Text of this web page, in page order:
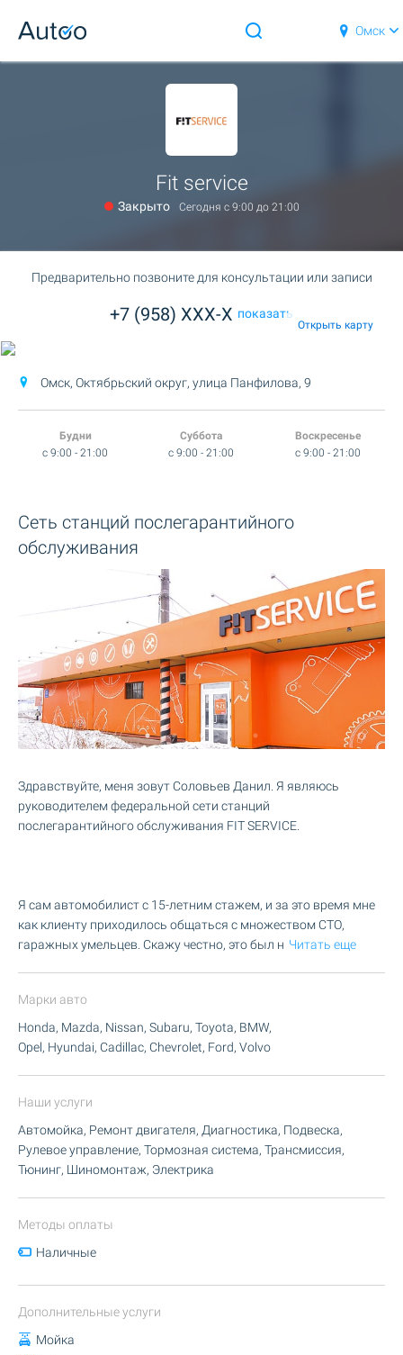
Омск
Fit service
Закрыто Сегодня c 9:00 до 21:00
Предварительно позвоните для консультации или записи
+7 (958) XXX-X показать
Открыть карту
Омск, Октябрьский округ, улица Панфилова, 9
Будни
c 9:00 - 21:00
Суббота
c 9:00 - 21:00
Воскресенье
c 9:00 - 21:00
Сеть станций послегарантийного
обслуживания
Здравствуйте, меня зовут Соловьев Данил. Я являюсь
руководителем федеральной сети станций
послегарантийного обслуживания FIT SERVICE.
Я сам автомобилист с 15-летним стажем, и за это время мне
как клиенту приходилось общаться с множеством СТО,
гаражных умельцев. Скажу честно, это был н Читать еще
Марки авто
Honda, Mazda, Nissan, Subaru, Toyota, BMW,
Opel, Hyundai, Cadillac, Chevrolet, Ford, Volvo
Наши услуги
Автомойка, Ремонт двигателя, Диагностика, Подвеска,
Рулевое управление, Тормозная система, Трансмиссия,
Тюнинг, Шиномонтаж, Электрика
Методы оплаты
Наличные
Дополнительные услуги
Мойка